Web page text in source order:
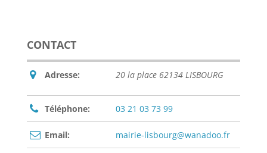
CONTACT
Adresse: 20 la place 62134 LISBOURG
Téléphone: 03 21 03 73 99
Email: mairie-lisbourg@wanadoo.fr